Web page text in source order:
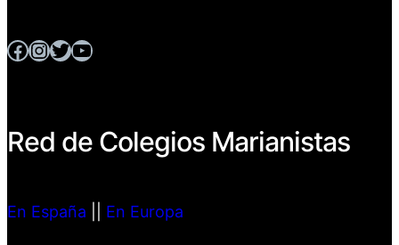
Facebook InstagramTwitter YouTube
Red de Colegios Marianistas
En España En Europa